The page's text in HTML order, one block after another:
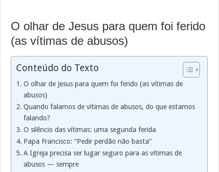
O olhar de Jesus para quem foi ferido
(as vítimas de abusos)
Conteúdo do Texto
O olhar de Jesus para quem foi ferido (as vítimas de
abusos)
Quando falamos de vítimas de abusos, do que estamos
falando?
O silêncio das vítimas: uma segunda ferida
Papa Francisco: “Pedir perdão não basta”
A Igreja precisa ser lugar seguro para as vítimas de
abusos — sempre